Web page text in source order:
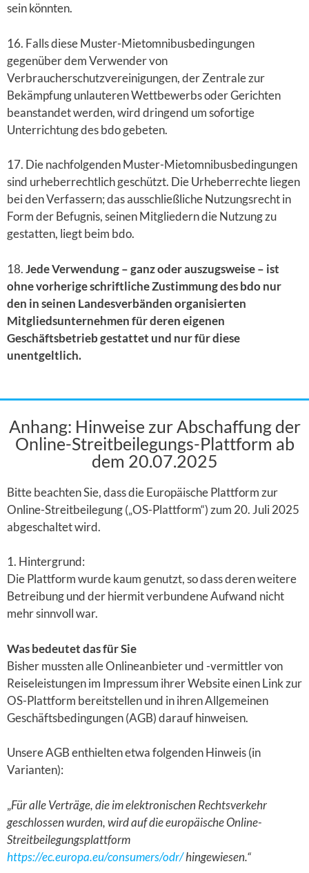
sein könnten.
16. Falls diese Muster-Mietomnibusbedingungen
gegenüber dem Verwender von
Verbraucherschutzvereinigungen, der Zentrale zur
Bekämpfung unlauteren Wettbewerbs oder Gerichten
beanstandet werden, wird dringend um sofortige
Unterrichtung des bdo gebeten.
17. Die nachfolgenden Muster-Mietomnibusbedingungen
sind urheberrechtlich geschützt. Die Urheberrechte liegen
bei den Verfassern; das ausschließliche Nutzungsrecht in
Form der Befugnis, seinen Mitgliedern die Nutzung zu
gestatten, liegt beim bdo.
18.Jede Verwendung – ganz oder auszugsweise – ist
ohne vorherige schriftliche Zustimmung des bdo nur
den in seinen Landesverbänden organisierten
Mitgliedsunternehmen für deren eigenen
Geschäftsbetrieb gestattet und nur für diese
unentgeltlich.
Anhang: Hinweise zur Abschaffung der
Online-Streitbeilegungs-Plattform ab
dem 20.07.2025
Bitte beachten Sie, dass die Europäische Plattform zur
Online-Streitbeilegung („OS-Plattform“) zum 20. Juli 2025
abgeschaltet wird.
1. Hintergrund:
Die Plattform wurde kaum genutzt, so dass deren weitere
Betreibung und der hiermit verbundene Aufwand nicht
mehr sinnvoll war.
Was bedeutet das für Sie
Bisher mussten alle Onlineanbieter und -vermittler von
Reiseleistungen im Impressum ihrer Website einen Link zur
OS-Plattform bereitstellen und in ihren Allgemeinen
Geschäftsbedingungen (AGB) darauf hinweisen.
Unsere AGB enthielten etwa folgenden Hinweis (in
Varianten):
„Für alle Verträge, die im elektronischen Rechtsverkehr
geschlossen wurden, wird auf die europäische Online-
Streitbeilegungsplattform
https://ec.europa.eu/consumers/odr/hingewiesen.“